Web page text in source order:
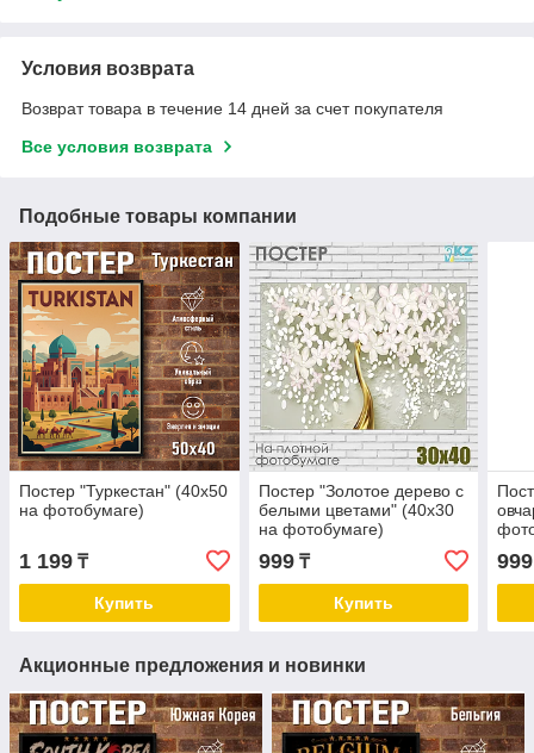
Условия возврата
Возврат товара в течение 14 дней за счет покупателя
Все условия возврата
Подобные товары компании
Постер "Туркестан" (40х50
на фотобумаге)
1 199 ₸
Купить
Постер "Золотое дерево с
белыми цветами" (40х30
на фотобумаге)
999₸
Купить
999
Акционные предложения и новинки